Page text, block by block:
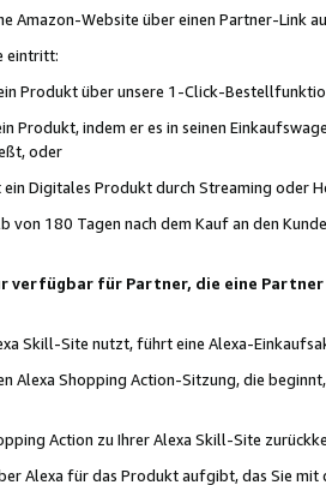
Amazon-Website über einen Partner-Link
eintritt:
Produkt über unsere 1-Click-
Produkt, indem er es in seinen
oder
Digitales Produkt durch Streaming oder
180 Tagen nach dem Kauf an den
verfügbar für Partner, die eine
Skill-Site nutzt, führt eine Alexa-
Alexa Shopping Action-Sitzung, die
Action zu Ihrer Alexa Skill-Site
Alexa für das Produkt aufgibt, das Sie mit